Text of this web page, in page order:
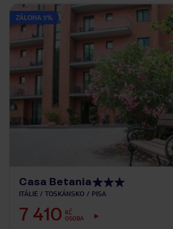
ZÁLOHA 5%
Casa Betania
ITÁLIE TOSKÁNSKO PISA
7 410
KČ
OSOBA